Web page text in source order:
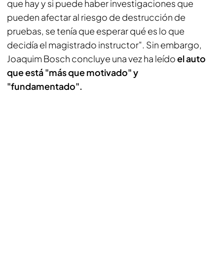
que hay y si puede haber investigaciones que
pueden afectar al riesgo de destrucción de
pruebas, se tenía que esperar qué es lo que
decidía el magistrado instructor". Sin embargo,
Joaquim Bosch concluye una vez ha leídoel auto
que está "más que motivado" y
"fundamentado".